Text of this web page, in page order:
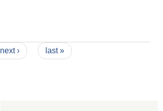
next › last »